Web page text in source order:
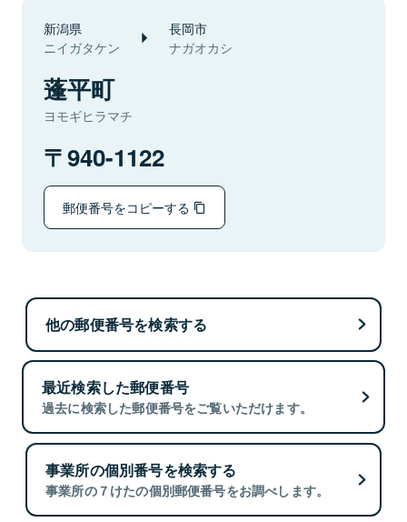
新潟県
ニイガタケン
長岡市
ナガオカシ
蓬平町
ヨモギヒラマチ
940-1122
郵便番号をコピーする
他の郵便番号を検索する
最近検索した郵便番号
過去に検索した郵便番号をご覧いただけます。
事業所の個別番号を検索する
事業所の７けたの個別郵便番号をお調べします。